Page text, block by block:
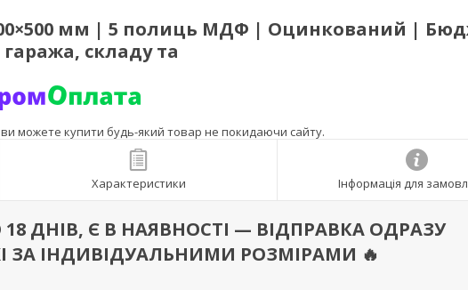
мм | 5 полиць МДФ | Оцинкований |
складу та
ви можете купити будь-який товар не покидаючи сайту.
Характеристики Інформація для
ДНІВ, Є В НАЯВНОСТІ — ВІДПРАВКА ОДРАЗУ
ЗА ІНДИВІДУАЛЬНИМИ РОЗМІРАМИ 🔥